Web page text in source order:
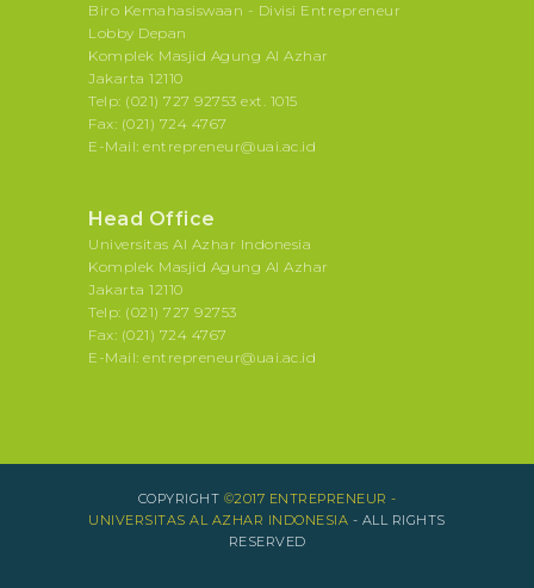
Biro Kemahasiswaan - Divisi Entrepreneur
Lobby Depan
Komplek Masjid Agung Al Azhar
Jakarta 12110
Telp: (021) 727 92753 ext. 1015
Fax: (021) 724 4767
E-Mail: entrepreneur@uai.ac.id
Head Office
Universitas Al Azhar Indonesia
Komplek Masjid Agung Al Azhar
Jakarta 12110
Telp: (021) 727 92753
Fax: (021) 724 4767
E-Mail: entrepreneur@uai.ac.id
COPYRIGHT ©2017 ENTREPRENEUR -
UNIVERSITAS AL AZHAR INDONESIA - ALL RIGHTS
RESERVED